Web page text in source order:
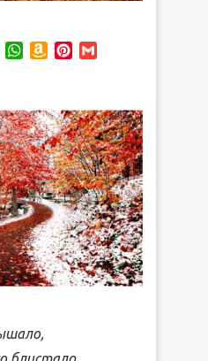
SkypeWhatsApp
AmazonPinterest